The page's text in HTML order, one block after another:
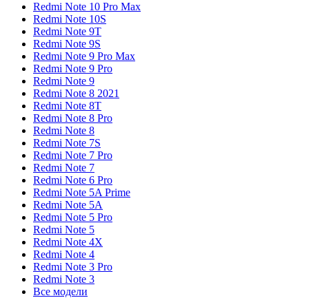
Redmi Note 10 Pro Max
Redmi Note 10S
Redmi Note 9T
Redmi Note 9S
Redmi Note 9 Pro Max
Redmi Note 9 Pro
Redmi Note 9
Redmi Note 8 2021
Redmi Note 8T
Redmi Note 8 Pro
Redmi Note 8
Redmi Note 7S
Redmi Note 7 Pro
Redmi Note 7
Redmi Note 6 Pro
Redmi Note 5A Prime
Redmi Note 5A
Redmi Note 5 Pro
Redmi Note 5
Redmi Note 4X
Redmi Note 4
Redmi Note 3 Pro
Redmi Note 3
Все модели